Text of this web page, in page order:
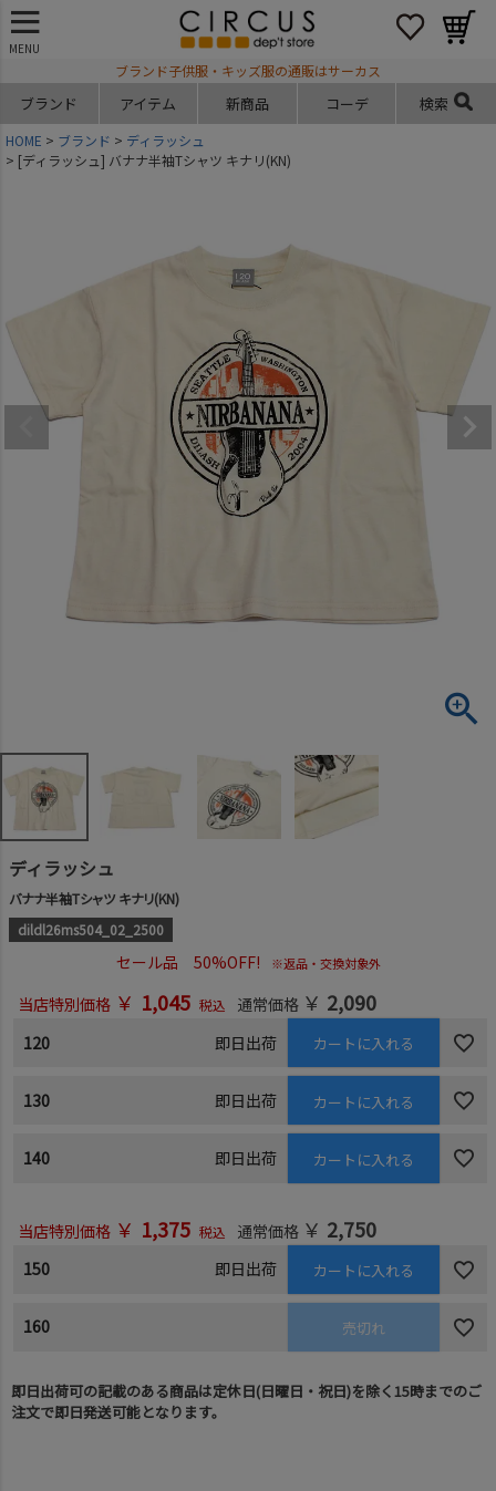
MENU
ブランド子供服・キッズ服の通販はサーカス
ブランド アイテム 新商品 コーデ 検索
HOME ブランド
ディラッシュ
[ディラッシュ] バナナ半袖Tシャツ キナリ(KN)
ディラッシュ
バナナ半袖Tシャツ キナリ(KN)
dildl26ms504_02_2500
セール品 50%OFF! ※返品・交換対象外
当店特別価格 ￥ 1,045 税込 通常価格 ￥ 2,090
120 即日出荷 カートに入れる
130 即日出荷 カートに入れる
140 即日出荷 カートに入れる
当店特別価格 ￥ 1,375 税込 通常価格 ￥ 2,750
150 即日出荷 カートに入れる
160 売切れ
即日出荷可の記載のある商品は定休日(日曜日・祝日)を除く15時までのご
注文で即日発送可能となります。